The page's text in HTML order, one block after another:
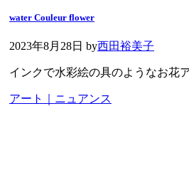
water Couleur flower
2023年8月28日 by西田裕美子
インクで水彩絵の具のようなお花
アート｜ニュアンス